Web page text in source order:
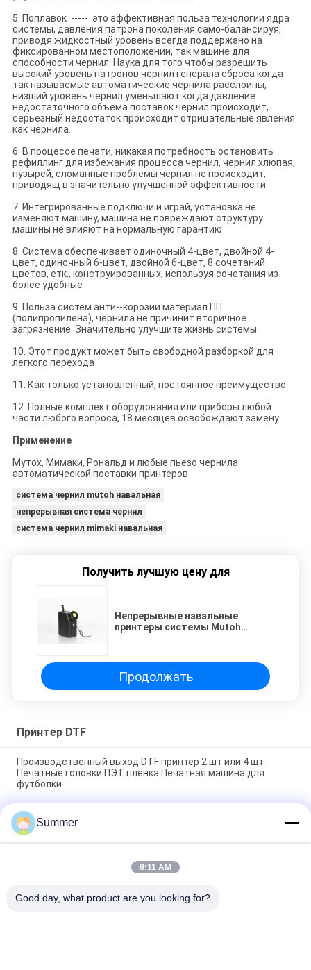
5. Поплавок ----- это эффективная польза технологии ядра
системы, давления патрона поколения само-балансируя,
приводя жидкостный уровень всегда поддержано на
фиксированном местоположении, так машине для
способности чернил. Наука для того чтобы разрешить
высокий уровень патронов чернил генерала сброса когда
так называемые автоматические чернила расслоины,
низший уровень чернил уменьшают когда давление
недостаточного объема поставок чернил происходит,
серьезный недостаток происходит отрицательные явления
как чернила.
6. В процессе печати, никакая потребность остановить
рефиллинг для избежания процесса чернил, чернил хлюпая,
пузырей, сломанные проблемы чернил не происходит,
приводящ в значительно улучшенной эффективности
7. Интегрированные подключи и играй, установка не
изменяют машину, машина не повреждают структуру
машины не влияют на нормальную гарантию
8. Система обеспечивает одиночный 4-цвет, двойной 4-
цвет, одиночный 6-цвет, двойной 6-цвет, 8 сочетаний
цветов, етк., конструированных, используя сочетания из
более удобные
9. Польза систем анти--корозии материал ПП
(полипропилена), чернила не причинит вторичное
загрязнение. Значительно улучшите жизнь системы
10. Этот продукт может быть свободной разборкой для
легкого перехода
11. Как только установленный, постоянное преимущество
12. Полные комплект оборудования или приборы любой
части любого вопроса, 18 месяцев освобождают замену
Применение
Мутох, Мимаки, Рональд и любые пьезо чернила
автоматической поставки принтеров
система чернил mutoh навальная
непрерывная система чернил
система чернил mimaki навальная
Получить лучшую цену для
Непрерывные навальные
принтеры системы Mutoh
Продолжать
Принтер DTF
Производственный выход DTF принтер 2 шт или 4 шт
Печатные головки ПЭТ пленка Печатная машина для
футболки
60 см DTF принтер с автоматическим снабжением
чернилами и нагревом платформы для
высококачественной печати прямо на пленку
2 или 4 Print Head Digital SAER DTF Printer 60cm /A3 Size PET
Film Offset T-shirt DTF печатная машина с печатным
Summer
8:11 AM
Good day, what product are you looking for?